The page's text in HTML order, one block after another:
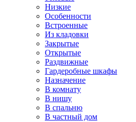
Низкие
Особенности
Встроенные
Из кладовки
Закрытые
Открытые
Раздвижные
Гардеробные шкафы
Назначение
В комнату
В нишу
В спальню
В частный дом